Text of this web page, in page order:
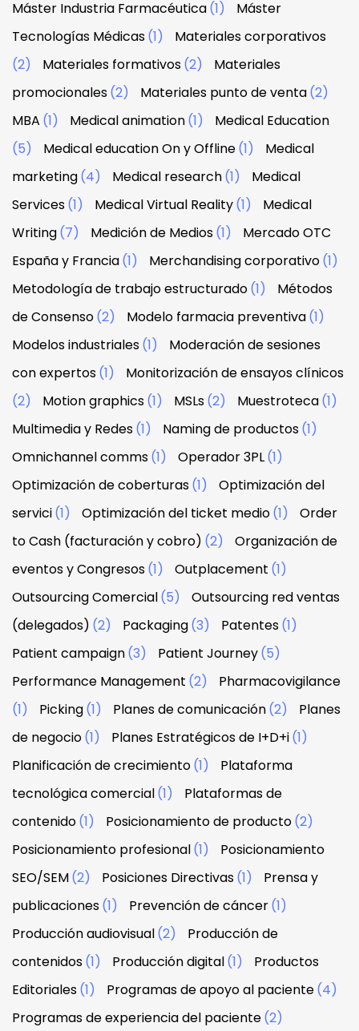
Máster Industria Farmacéutica(1)
Máster
Tecnologías Médicas(1)
Materiales corporativos
(2)
Materiales formativos(2)
Materiales
promocionales(2) Materiales punto de venta(2)
MBA (1) Medical animation(1)
Medical Education
(5)
Medical education On y Offline(1)
Medical
marketing(4) Medical research(1)
Medical
Services(1) Medical Virtual Reality(1)
Medical
Writing(7) Medición de Medios(1)
Mercado OTC
España y Francia(1) Merchandising corporativo(1)
Metodología de trabajo estructurado(1)
Métodos
de Consenso(2) Modelo farmacia preventiva(1)
Modelos industriales(1)
Moderación de sesiones
con expertos(1)
Monitorización de ensayos clínicos
(2)
Motion graphics(1) MSLs(2) Muestroteca(1)
Multimedia y Redes(1) Naming de productos(1)
Omnichannel comms(1) Operador 3PL(1)
Optimización de coberturas(1)
Optimización del
servici(1) Optimización del ticket medio(1)
Order
to Cash (facturación y cobro) (2)
Organización de
eventos y Congresos(1) Outplacement (1)
Outsourcing Comercial(5)
Outsourcing red ventas
(delegados) (2) Packaging(3) Patentes(1)
Patient campaign(3) Patient Journey(5)
Performance Management (2)
Pharmacovigilance
(1)
Picking(1) Planes de comunicación(2)
Planes
de negocio(1) Planes Estratégicos de I+D+i(1)
Planificación de crecimiento(1)
Plataforma
tecnológica comercial(1)
Plataformas de
contenido(1) Posicionamiento de producto(2)
Posicionamiento profesional(1)
Posicionamiento
SEO/SEM(2) Posiciones Directivas(1)
Prensa y
publicaciones(1) Prevención de cáncer(1)
Producción audiovisual(2)
Producción de
contenidos(1) Producción digital(1)
Productos
Editoriales(1) Programas de apoyo al paciente(4)
Programas de experiencia del paciente(2)